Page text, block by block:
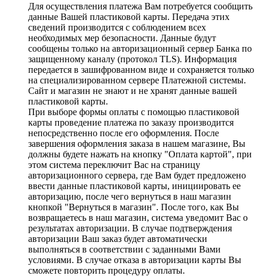
Для осуществления платежа Вам потребуется сообщить
данные Вашей пластиковой карты. Передача этих
сведений производится с соблюдением всех
необходимых мер безопасности. Данные будут
сообщены только на авторизационный сервер Банка по
защищенному каналу (протокол TLS). Информация
передается в зашифрованном виде и сохраняется только
на специализированном сервере Платежной системы.
Сайт и магазин не знают и не хранят данные вашей
пластиковой карты.
При выборе формы оплаты с помощью пластиковой
карты проведение платежа по заказу производится
непосредственно после его оформления. После
завершения оформления заказа в нашем магазине, Вы
должны будете нажать на кнопку "Оплата картой", при
этом система переключит Вас на страницу
авторизационного сервера, где Вам будет предложено
ввести данные пластиковой карты, инициировать ее
авторизацию, после чего вернуться в наш магазин
кнопкой "Вернуться в магазин". После того, как Вы
возвращаетесь в наш магазин, система уведомит Вас о
результатах авторизации. В случае подтверждения
авторизации Ваш заказ будет автоматически
выполняться в соответствии с заданными Вами
условиями. В случае отказа в авторизации карты Вы
сможете повторить процедуру оплаты.